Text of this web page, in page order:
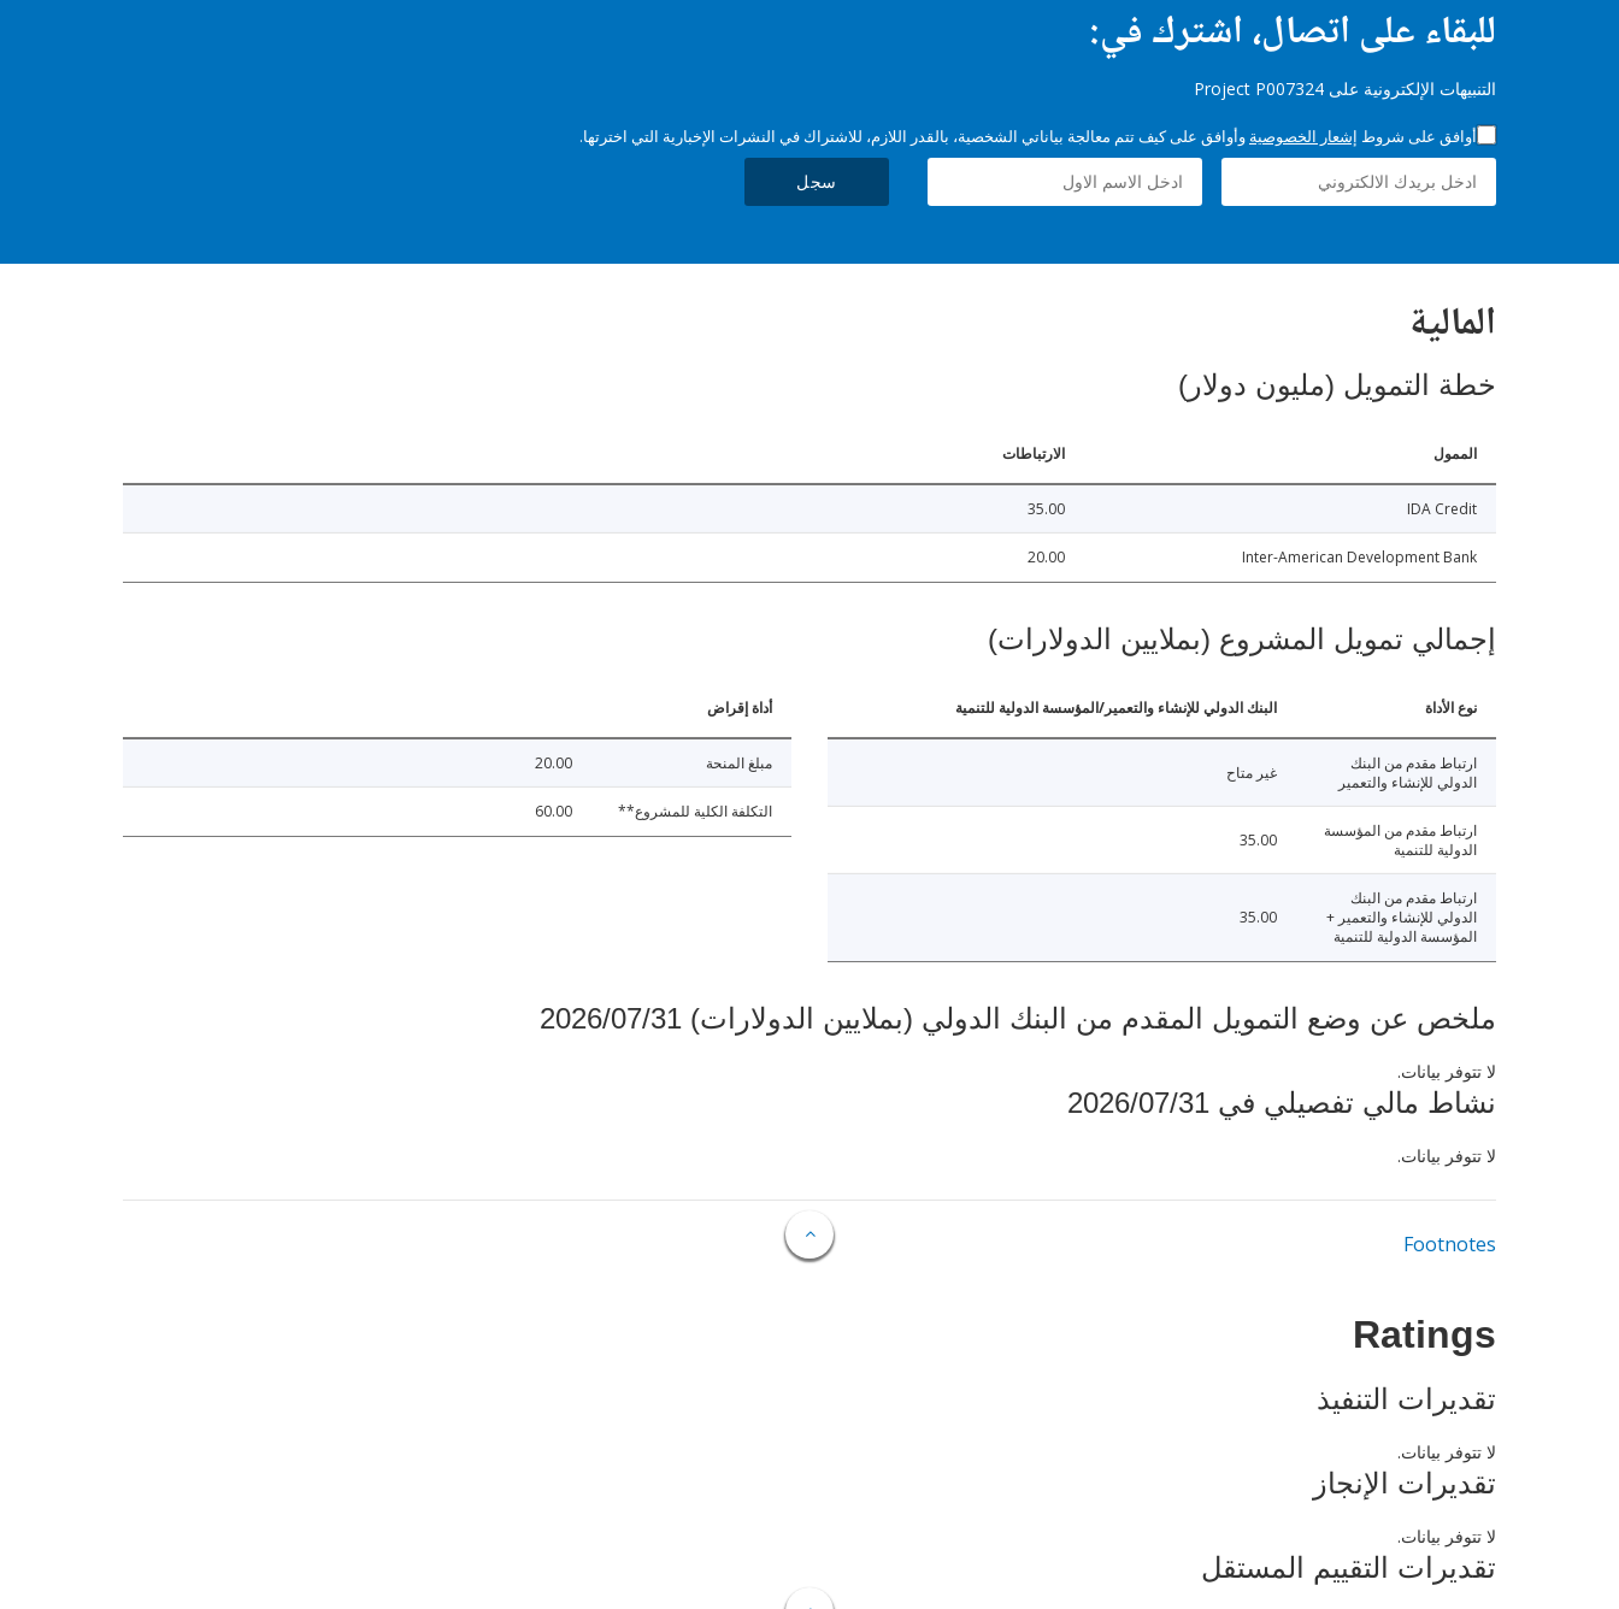
للبقاء على اتصال، اشترك في:
التنبيهات الإلكترونية على Project P007324
أوافق على شروط إشعار الخصوصية وأوافق على كيف تتم معالجة بياناتي الشخصية، بالقدر اللازم، للاشتراك في النشرات الإخبارية التي اخترتها.
سجل
المالية
خطة التمويل (مليون دولار)
الممول الارتباطات
IDA Credit
35.00
Inter-American Development Bank
20.00
إجمالي تمويل المشروع (بملايين الدولارات)
نوع الأداة البنك الدولي للإنشاء والتعمير/المؤسسة الدولية للتنمية
ارتباط مقدم من البنك
الدولي للإنشاء والتعمير
غير متاح
ارتباط مقدم من المؤسسة
الدولية للتنمية
35.00
ارتباط مقدم من البنك
الدولي للإنشاء والتعمير +
المؤسسة الدولية للتنمية
35.00
أداة إقراض
مبلغ المنحة 20.00
التكلفة الكلية للمشروع** 60.00
ملخص عن وضع التمويل المقدم من البنك الدولي (بملايين الدولارات) 2026/07/31
لا تتوفر بيانات.
نشاط مالي تفصيلي في 2026/07/31
لا تتوفر بيانات.
Footnotes
Ratings
تقديرات التنفيذ
لا تتوفر بيانات.
تقديرات الإنجاز
لا تتوفر بيانات.
تقديرات التقييم المستقل